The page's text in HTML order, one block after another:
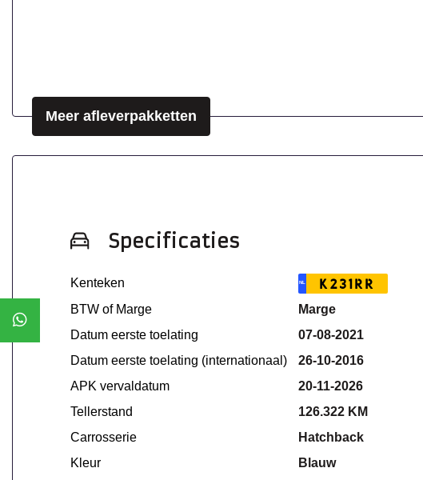
Meer afleverpakketten
Specificaties
Kenteken NL K231RR
BTW of Marge
Marge
Datum eerste toelating
07-08-2021
Datum eerste toelating (internationaal)
26-10-2016
APK vervaldatum
20-11-2026
Tellerstand
126.322 KM
Carrosserie
Hatchback
Kleur
Blauw